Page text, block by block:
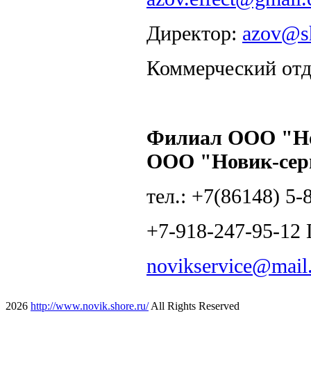
Директор:
Коммерческий
Филиал ООО
ООО "Новик-
тел.: +7(86148) 5-
+7-918-247-95-12
2026 http://www.novik.shore.ru/All Rights Reserved